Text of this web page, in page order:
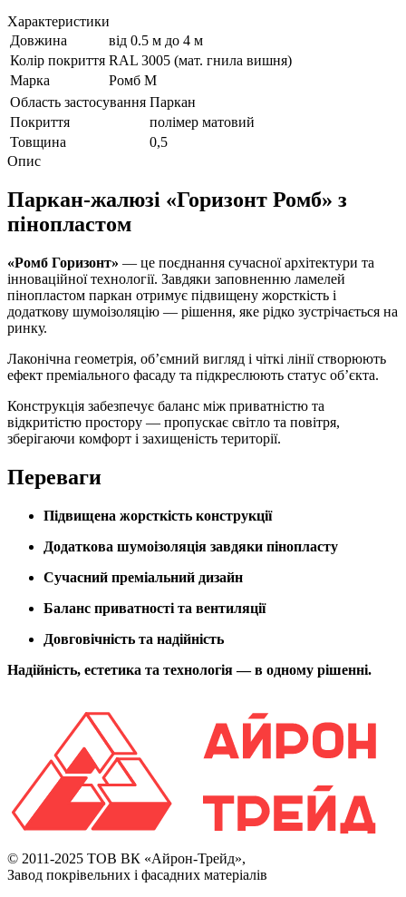
Характеристики
Довжина
від 0.5 м до 4 м
Колір покриття RAL 3005 (мат. гнила вишня)
Марка
Ромб M
Область застосування Паркан
Покриття
полімер матовий
Товщина
0,5
Опис
Паркан-жалюзі «Горизонт Ромб» з
пінопластом
«Ромб Горизонт» — це поєднання сучасної архітектури та
інноваційної технології. Завдяки заповненню ламелей
пінопластом паркан отримує підвищену жорсткість і
додаткову шумоізоляцію — рішення, яке рідко зустрічається на
ринку.
Лаконічна геометрія, об’ємний вигляд і чіткі лінії створюють
ефект преміального фасаду та підкреслюють статус об’єкта.
Конструкція забезпечує баланс між приватністю та
відкритістю простору — пропускає світло та повітря,
зберігаючи комфорт і захищеність території.
Переваги
Підвищена жорсткість конструкції
Додаткова шумоізоляція завдяки пінопласту
Сучасний преміальний дизайн
Баланс приватності та вентиляції
Довговічність та надійність
Надійність, естетика та технологія — в одному рішенні.
© 2011-2025 ТОВ ВК «Айрон-Трейд»,
Завод покрівельних і фасадних матеріалів